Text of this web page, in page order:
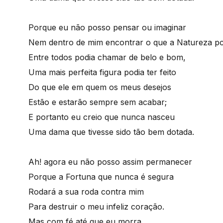
Porque eu não posso pensar ou imaginar
Nem dentro de mim encontrar o que a Natureza
Entre todos podia chamar de belo e bom,
Uma mais perfeita figura podia ter feito
Do que ele em quem os meus desejos
Estão e estarão sempre sem acabar;
E portanto eu creio que nunca nasceu
Uma dama que tivesse sido tão bem dotada.
Ah! agora eu não posso assim permanecer
Porque a Fortuna que nunca é segura
Rodará a sua roda contra mim
Para destruir o meu infeliz coração.